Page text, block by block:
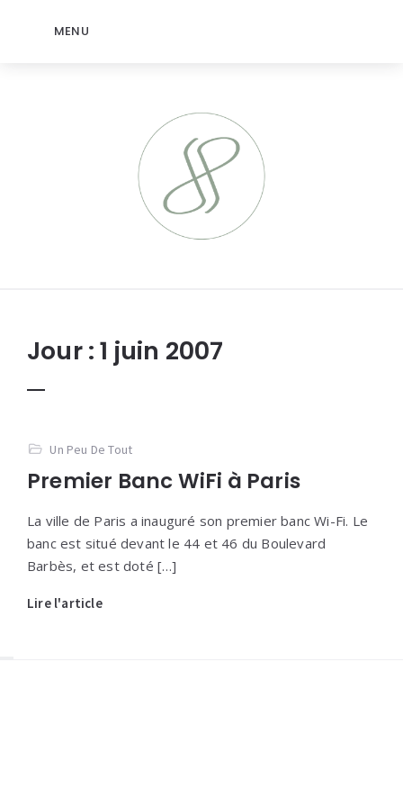
MENU
Jour :1 juin 2007
Un Peu De Tout
Premier Banc WiFi à Paris
La ville de Paris a inauguré son premier banc Wi-Fi. Le
banc est situé devant le 44 et 46 du Boulevard
Barbès, et est doté […]
Lire l'article